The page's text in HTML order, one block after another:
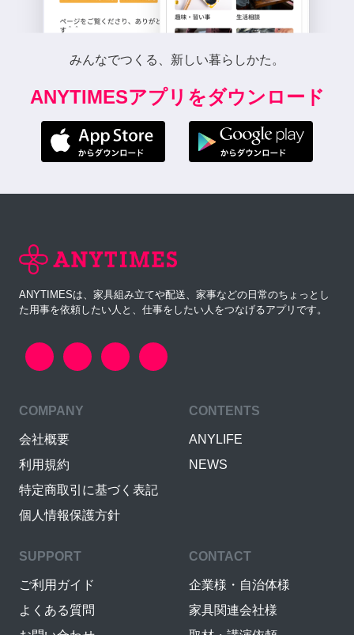
みんなでつくる、新しい暮らしかた。
ANYTIMESアプリをダウンロード
ANYTIMESは、家具組み立てや配送、家事などの日常のちょっとし
た用事を依頼したい人と、仕事をしたい人をつなげるアプリです。
COMPANY
会社概要
利用規約
特定商取引に基づく表記
個人情報保護方針
CONTENTS
ANYLIFE
NEWS
SUPPORT
ご利用ガイド
よくある質問
CONTACT
企業様・自治体様
家具関連会社様